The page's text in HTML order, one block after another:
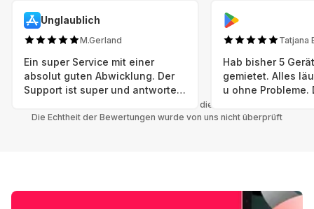
Unglaublich
M.Gerland
Ein super Service mit einer
absolut guten Abwicklung. Der
Support ist super und antworte
Tatjana
Hab bisher 5
gemietet. Alles
u ohne Probleme.
einwandfreien
Nachhaltig u wer
Alle Bewertungen beziehen sich auf die Grover App.
Die Echtheit der Bewertungen wurde von uns nicht überprüft